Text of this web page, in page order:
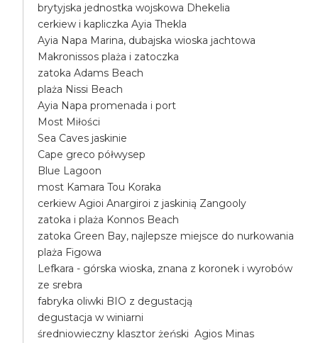
brytyjska jednostka wojskowa Dhekelia
cerkiew i kapliczka Ayia Thekla
Ayia Napa Marina, dubajska wioska jachtowa
Makronissos plaża i zatoczka
zatoka Adams Beach
plaża Nissi Beach
Ayia Napa promenada i port
Most Miłości
Sea Caves jaskinie
Cape greco półwysep
Blue Lagoon
most Kamara Tou Koraka
cerkiew Agioi Anargiroi z jaskinią Zangooly
zatoka i plaża Konnos Beach
zatoka Green Bay, najlepsze miejsce do nurkowania
plaża Figowa
Lefkara - górska wioska, znana z koronek i wyrobów
ze srebra
fabryka oliwki BIO z degustacją
degustacja w winiarni
średniowieczny klasztor żeński Agios Minas